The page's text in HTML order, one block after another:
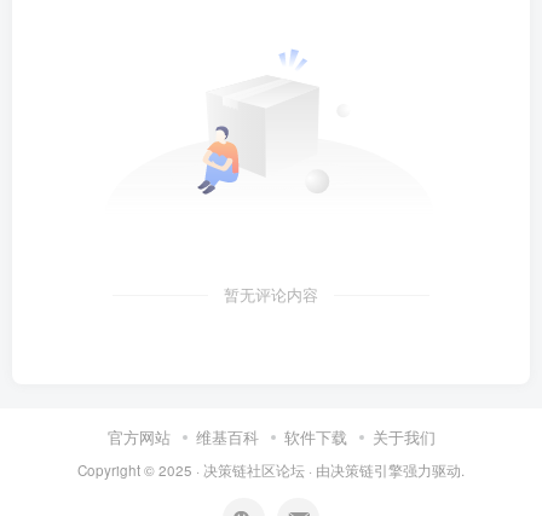
暂无评论内容
官方网站 维基百科 软件下载 关于我们
Copyright © 2025 · 决策链社区论坛 · 由决策链引擎强力驱动.